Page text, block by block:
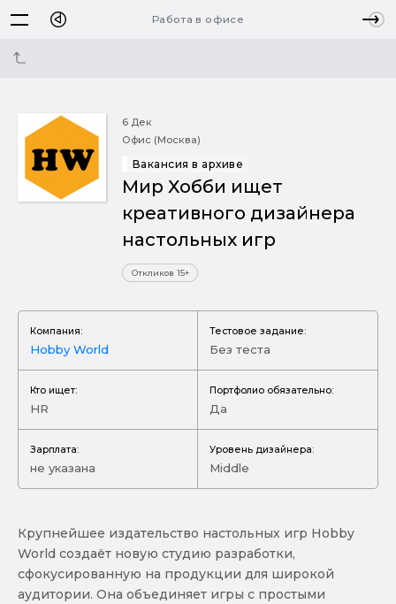
Работа в офисе
6 Дек
Офис (Москва)
Вакансия в архиве
Мир Хобби ищет
креативного дизайнера
настольных игр
Откликов 15+
Компания:
Hobby World
Тестовое задание:
Без теста
Кто ищет:
HR
Портфолио обязательно:
Да
Зарплата:
не указана
Уровень дизайнера:
Middle
Крупнейшее издательство настольных игр Hobby
World создаёт новую студию разработки,
сфокусированную на продукции для широкой
аудитории. Она объединяет игры с простыми